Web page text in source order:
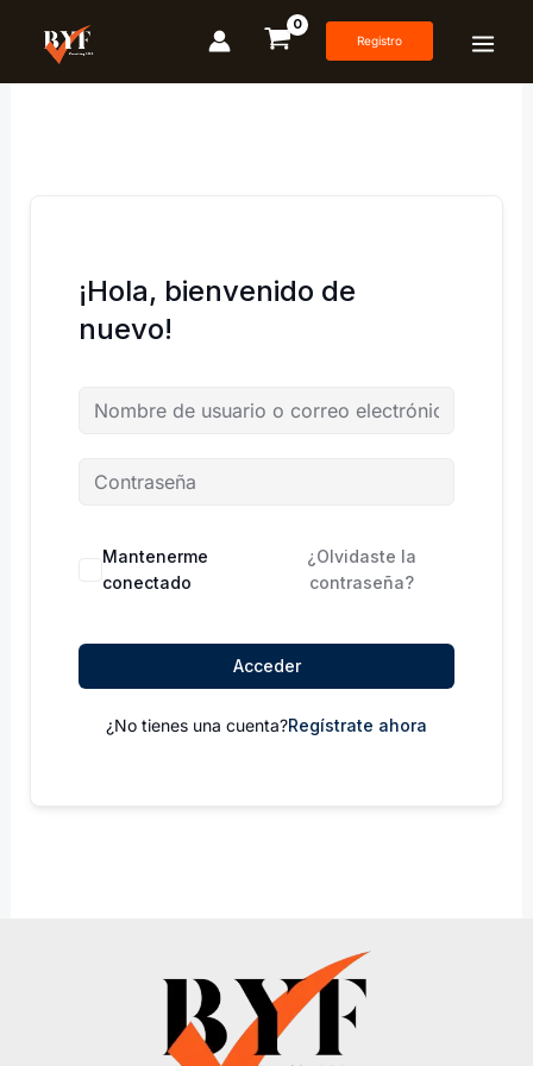
contenido
Registro
¡Hola, bienvenido de
nuevo!
Mantenerme
conectado
¿Olvidaste la
contraseña?
Acceder
¿No tienes una cuenta?Regístrate ahora